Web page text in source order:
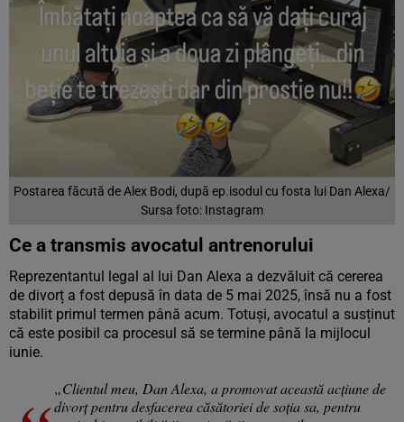
Postarea făcută de Alex Bodi, după ep.isodul cu fosta lui Dan Alexa/
Sursa foto: Instagram
Ce a transmis avocatul antrenorului
Reprezentantul legal al lui Dan Alexa a dezvăluit că cererea
de divorț a fost depusă în data de 5 mai 2025, însă nu a fost
stabilit primul termen până acum. Totuși, avocatul a susținut
că este posibil ca procesul să se termine până la mijlocul
iunie.
„Clientul meu, Dan Alexa, a promovat această acțiune de
divorț pentru desfacerea căsătoriei de soția sa, pentru